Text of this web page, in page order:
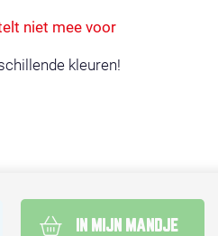
niet mee voor
kleuren!
IN MIJN MANDJE